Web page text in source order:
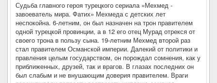
Судьба главного героя турецкого сериала «Мехмед -
завоеватель мира. Фатих» Мехмеда с детских лет
неспокойна. 6-летним, он был назначен на трон правителем
одной турецкой провинции, а в 12 его отец Мурад отрекся от
своего трона в пользу сына. 19-летним Мехмед второй раз
стал правителем Османской империи. Далекий от политики и
правления целым государством, он порождал сомнения, как у
приближенных, друзей, так и врагов. В глазах последних он
был слабым и не внушающим доверия правителем. Враги